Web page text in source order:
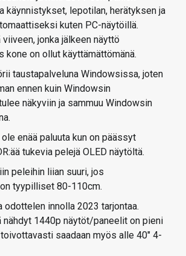
käynnistykset, lepotilan, herätyksen ja
kuten PC-näytöillä.
jonka jälkeen näyttö
kone on ollut käyttämättömänä.
taustapalveluna Windowsissa, joten
ennen kuin Windowsin
näkyviin ja sammuu Windowsin
enää paluuta kun on päässyt
tukevia pelejä OLED näytöltä.
peleihin liian suuri, jos
tyypilliset 80-110cm.
odottelen innolla 2023 tarjontaa.
nähdyt 1440p näytöt/paneelit on pieni
saadaan myös alle 40" 4-